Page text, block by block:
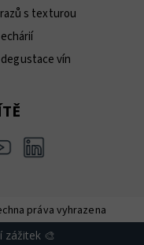
s texturou
vín
práva vyhrazena
zážitek 🎨